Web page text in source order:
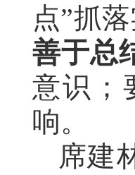
点”抓
善于总
意识；
响。
席建